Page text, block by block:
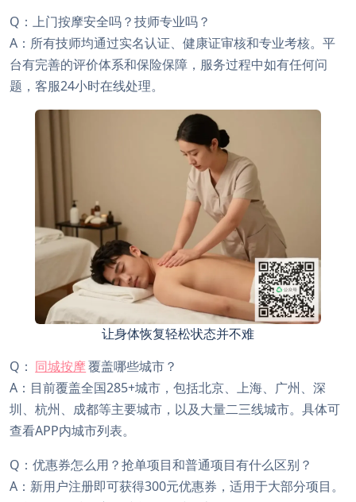
Q：上门按摩安全吗？技师专业吗？
A：所有技师均通过实名认证、健康证审核和专业考核。平
台有完善的评价体系和保险保障，服务过程中如有任何问
题，客服24小时在线处理。
让身体恢复轻松状态并不难
Q： 同城按摩覆盖哪些城市？
A：目前覆盖全国285+城市，包括北京、上海、广州、深
圳、杭州、成都等主要城市，以及大量二三线城市。具体可
查看APP内城市列表。
Q：优惠券怎么用？抢单项目和普通项目有什么区别？
A：新用户注册即可获得300元优惠券，适用于大部分项目。